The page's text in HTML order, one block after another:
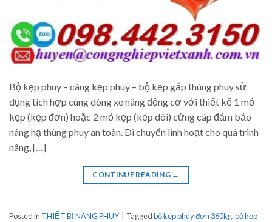
Bộ kẹp phuy – càng kẹp phuy – bộ kẹp gắp thùng phuy sử
dụng tích hợp cùng dòng xe nâng động cơ với thiết kế 1 mỏ
kẹp (kẹp đơn) hoặc 2 mỏ kẹp (kẹp dôi) cứng cáp đảm bảo
nâng hạ thùng phuy an toàn. Di chuyển linh hoạt cho quá trình
nâng, […]
CONTINUE READING →
Posted in THIẾT BỊ NÂNG PHUY Taggedbộ kẹp phuy đơn 360kg,bộ kẹp